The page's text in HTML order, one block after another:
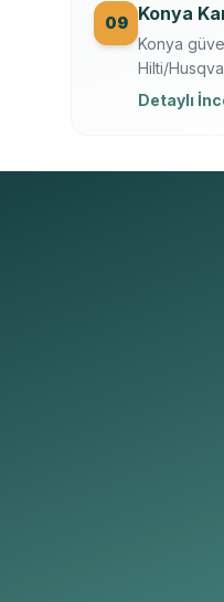
09 Konya
Konya
Hilti/
ekip,
Detaylı